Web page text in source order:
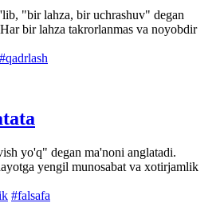
"bir lahza, bir uchrashuv" degan
bir lahza takrorlanmas va noyobdir
#qadrlash
yo'q" degan ma'noni anglatadi.
yengil munosabat va xotirjamlik
#falsafa